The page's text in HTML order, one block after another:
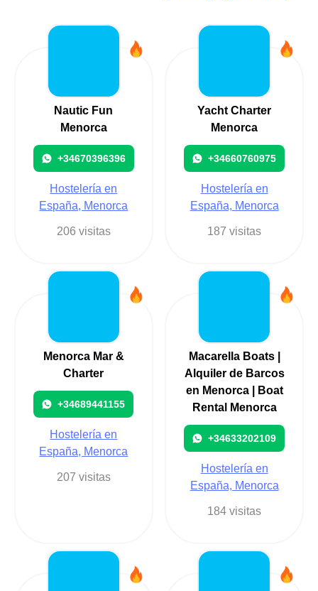
Nautic Fun
Menorca
+34670396396
Hostelería en
España, Menorca
206 visitas
Yacht Charter
Menorca
+34660760975
Hostelería en
España, Menorca
187 visitas
Menorca Mar &
Charter
+34689441155
Hostelería en
España, Menorca
207 visitas
Macarella Boats |
Alquiler de Barcos
en Menorca | Boat
Rental Menorca
+34633202109
Hostelería en
España, Menorca
184 visitas